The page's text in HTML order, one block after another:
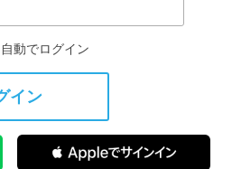
動でログイン
イン